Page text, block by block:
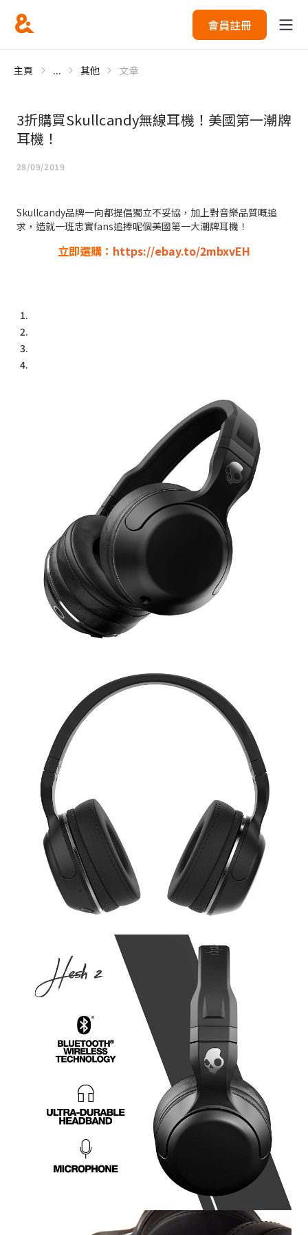
會員註冊
主頁 ... 其他 文章
3折購買Skullcandy無線耳機！美國第一潮牌
耳機！
28/09/2019
Skullcandy品牌一向都提倡獨立不妥協，加上對音樂品質嘅追
求，造就一班忠實fans追捧呢個美國第一大潮牌耳機！
立即選購： https://ebay.to/2mbxvEH